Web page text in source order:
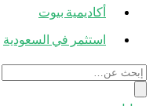
أكاديمية بيوت
استثمر في السعودية